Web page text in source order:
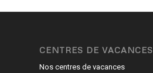
CENTRES DE VACANCES
Nos centres de vacances